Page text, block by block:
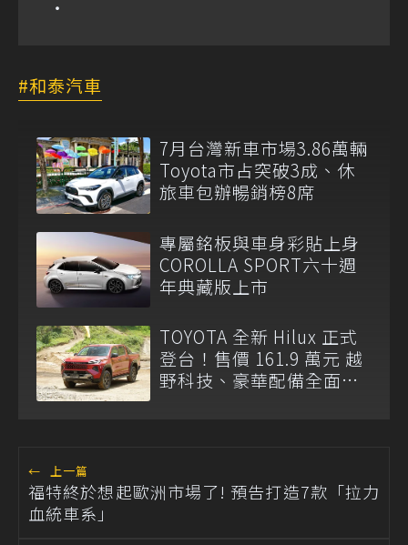
和泰汽車
7月台灣新車市場3.86萬輛
Toyota市占突破3成、休
旅車包辦暢銷榜8席
專屬銘板與車身彩貼上身
COROLLA SPORT六十週
年典藏版上市
TOYOTA 全新 Hilux 正式
登台！售價 161.9 萬元 越
野科技、豪華配備全面升
← 上一篇
福特終於想起歐洲市場了! 預告打造7款「拉力
血統車系」